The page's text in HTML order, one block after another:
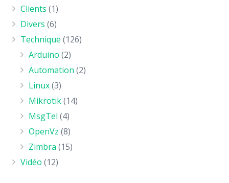
Clients (1)
Divers (6)
Technique (126)
Arduino (2)
Automation (2)
Linux(3)
Mikrotik(14)
MsgTel (4)
OpenVz (8)
Zimbra (15)
Vidéo (12)